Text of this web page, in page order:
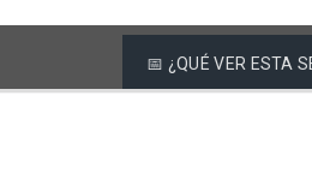
📅 ¿QUÉ VER ESTA